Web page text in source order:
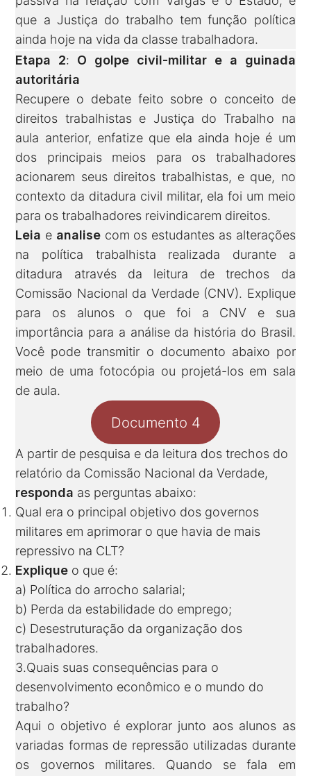
que a Justiça do trabalho tem função política
ainda hoje na vida da classe trabalhadora.
Etapa 2: O golpe civil-militar e a guinada
autoritária
Recupere o debate feito sobre o conceito de
direitos trabalhistas e Justiça do Trabalho na
aula anterior, enfatize que ela ainda hoje é um
dos principais meios para os trabalhadores
acionarem seus direitos trabalhistas, e que, no
contexto da ditadura civil militar, ela foi um meio
para os trabalhadores reivindicarem direitos.
Leia e analisecom os estudantes as alterações
na política trabalhista realizada durante a
ditadura através da leitura de trechos da
Comissão Nacional da Verdade (CNV). Explique
para os alunos o que foi a CNV e sua
importância para a análise da história do Brasil.
Você pode transmitir o documento abaixo por
meio de uma fotocópia ou projetá-los em sala
de aula.
Documento 4
A partir de pesquisa e da leitura dos trechos do
relatório da Comissão Nacional da Verdade,
responda as perguntas abaixo:
Qual era o principal objetivo dos governos
militares em aprimorar o que havia de mais
repressivo na CLT?
Explique o que é:
a) Política do arrocho salarial;
b) Perda da estabilidade do emprego;
c) Desestruturação da organização dos
trabalhadores.
3.Quais suas consequências para o
desenvolvimento econômico e o mundo do
trabalho?
Aqui o objetivo é explorar junto aos alunos as
variadas formas de repressão utilizadas durante
os governos militares. Quando se fala em